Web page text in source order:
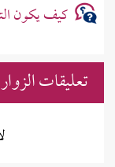
كيف يكون
تعليقات الزوار